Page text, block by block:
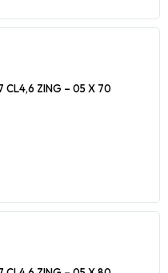
CL4,6 ZING – 05 X 70